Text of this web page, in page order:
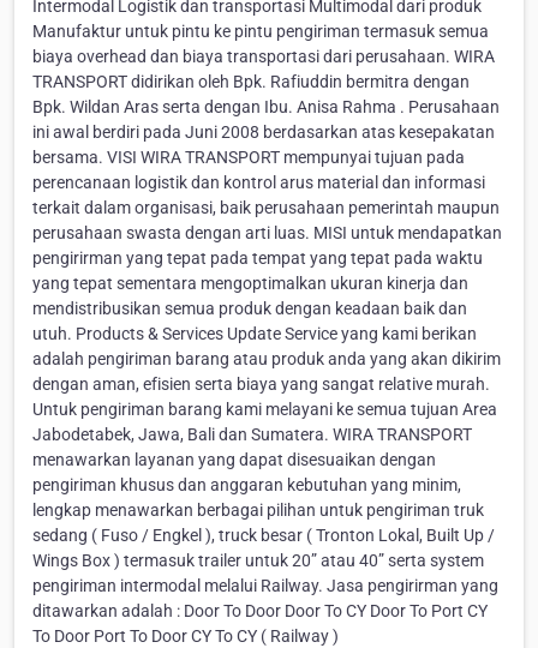
Intermodal Logistik dan transportasi Multimodal dari produk
Manufaktur untuk pintu ke pintu pengiriman termasuk semua
biaya overhead dan biaya transportasi dari perusahaan. WIRA
TRANSPORT didirikan oleh Bpk. Rafiuddin bermitra dengan
Bpk. Wildan Aras serta dengan Ibu. Anisa Rahma . Perusahaan
ini awal berdiri pada Juni 2008 berdasarkan atas kesepakatan
bersama. VISI WIRA TRANSPORT mempunyai tujuan pada
perencanaan logistik dan kontrol arus material dan informasi
terkait dalam organisasi, baik perusahaan pemerintah maupun
perusahaan swasta dengan arti luas. MISI untuk mendapatkan
pengirirman yang tepat pada tempat yang tepat pada waktu
yang tepat sementara mengoptimalkan ukuran kinerja dan
mendistribusikan semua produk dengan keadaan baik dan
utuh. Products & Services Update Service yang kami berikan
adalah pengiriman barang atau produk anda yang akan dikirim
dengan aman, efisien serta biaya yang sangat relative murah.
Untuk pengiriman barang kami melayani ke semua tujuan Area
Jabodetabek, Jawa, Bali dan Sumatera. WIRA TRANSPORT
menawarkan layanan yang dapat disesuaikan dengan
pengiriman khusus dan anggaran kebutuhan yang minim,
lengkap menawarkan berbagai pilihan untuk pengiriman truk
sedang ( Fuso / Engkel ), truck besar ( Tronton Lokal, Built Up /
Wings Box ) termasuk trailer untuk 20” atau 40” serta system
pengiriman intermodal melalui Railway. Jasa pengirirman yang
ditawarkan adalah : Door To Door Door To CY Door To Port CY
To Door Port To Door CY To CY ( Railway )